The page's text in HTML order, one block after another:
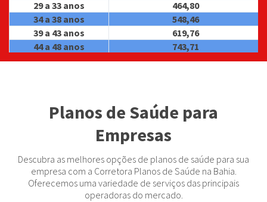
29 a 33 anos
464,80
34 a 38 anos
548,46
39 a 43 anos
619,76
44 a 48 anos
743,71
49 a 53 anos
873,86
Coparticipativo
VALIDADE
30/04/2027
Planos de Saúde para
Empresas
Descubra as melhores opções de planos de saúde para sua
empresa com a Corretora Planos de Saúde na Bahia.
Oferecemos uma variedade de serviços das principais
operadoras do mercado.